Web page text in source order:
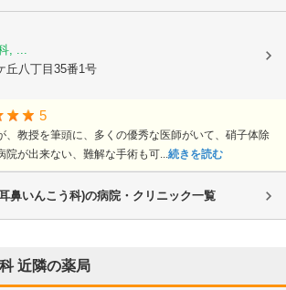
, ...
丘八丁目35番1号
5
、教授を筆頭に、多くの優秀な医師がいて、硝子体除
が出来ない、難解な手術も可... 続きを読む
鼻いんこう科)の病院・クリニック一覧
近隣の薬局